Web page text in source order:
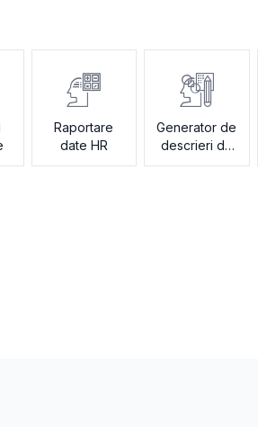
Raportare
date HR
Generator de
descrieri de
posturi